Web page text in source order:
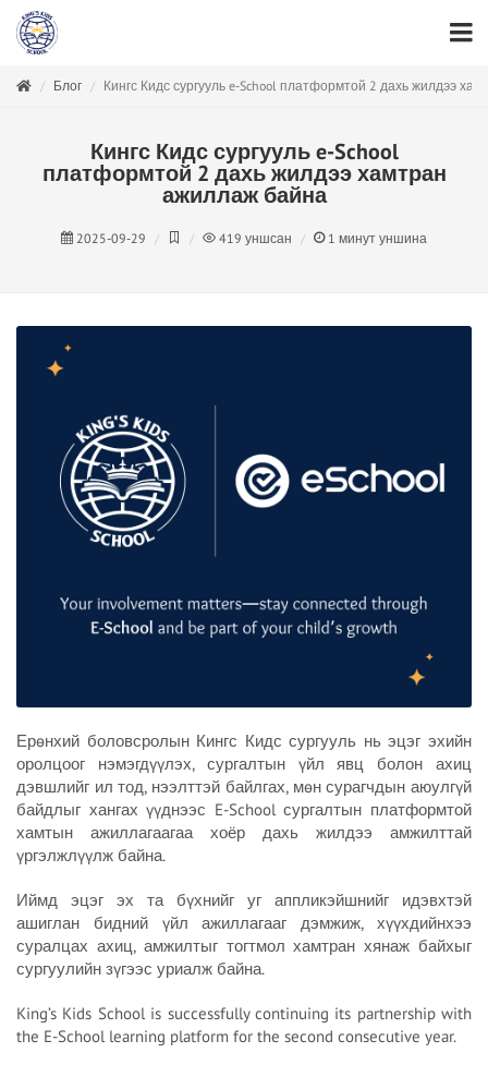
Блог Кингс Кидс сургууль e-School платформтой 2 дахь жилдээ
Кингс Кидс сургууль e-School
платформтой 2 дахь жилдээ хамтран
ажиллаж байна
2025-09-29 419 уншсан 1 минут уншина
Ерөнхий боловсролын Кингс Кидс сургууль нь эцэг эхийн
оролцоог нэмэгдүүлэх, сургалтын үйл явц болон ахиц
дэвшлийг ил тод, нээлттэй байлгах, мөн сурагчдын аюулгүй
байдлыг хангах үүднээс E-School сургалтын платформтой
хамтын ажиллагаагаа хоёр дахь жилдээ амжилттай
үргэлжлүүлж байна.
Иймд эцэг эх та бүхнийг уг аппликэйшнийг идэвхтэй
ашиглан бидний үйл ажиллагааг дэмжиж, хүүхдийнхээ
суралцах ахиц, амжилтыг тогтмол хамтран хянаж байхыг
сургуулийн зүгээс уриалж байна.
King’s Kids School is successfully continuing its partnership with
the E-School learning platform for the second consecutive year.